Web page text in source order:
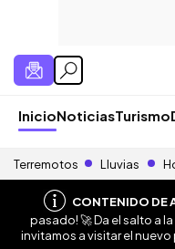
InicioNoticiasTurismo
Terremotos Lluvias
CONTENIDO DE
pasado! 🚀 Da el salto a
invitamos a visitar el